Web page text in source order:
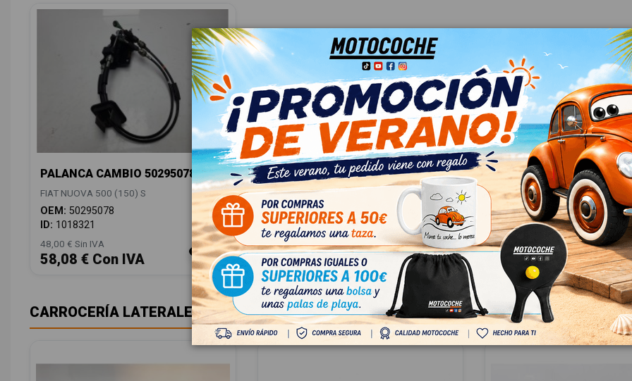
PALANCA CAMBIO 50295078
FIAT NUOVA 500 (150) S
OEM: 50295078
ID: 1018321
48,00 € Sin IVA
58,08 € Con IVA
CARROCERÍA LATERALES